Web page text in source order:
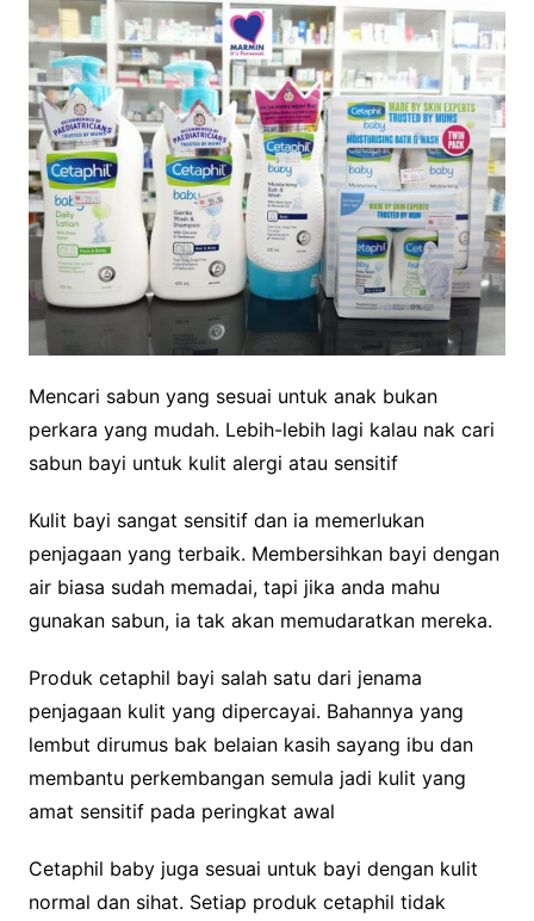
Mencari sabun yang sesuai untuk anak bukan
perkara yang mudah. Lebih-lebih lagi kalau nak cari
sabun bayi untuk kulit alergi atau sensitif
Kulit bayi sangat sensitif dan ia memerlukan
penjagaan yang terbaik. Membersihkan bayi dengan
air biasa sudah memadai, tapi jika anda mahu
gunakan sabun, ia tak akan memudaratkan mereka.
Produk cetaphil bayi salah satu dari jenama
penjagaan kulit yang dipercayai. Bahannya yang
lembut dirumus bak belaian kasih sayang ibu dan
membantu perkembangan semula jadi kulit yang
amat sensitif pada peringkat awal
Cetaphil baby juga sesuai untuk bayi dengan kulit
normal dan sihat. Setiap produk cetaphil tidak